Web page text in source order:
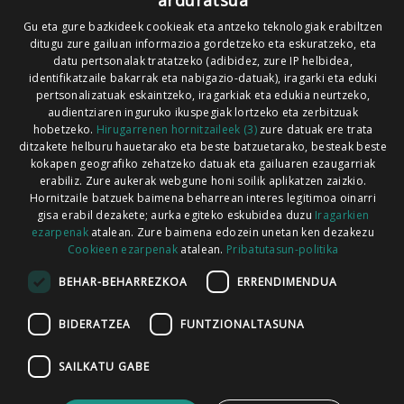
Xorroxin irratia | Elizondo | T. 948581226
Xorroxin irratia | Lesaka | T. 948638288
Codesyntaxek garatua
HONI BURUZ LEGE OHARRA PUBLIZITATEA
ARAUAK HARREMANETARAKO RSS
Gu eta gure bazkideek cookieak eta antzeko teknologiak erabiltzen
ditugu zure gailuan informazioa gordetzeko eta eskuratzeko, eta
datu pertsonalak tratatzeko (adibidez, zure IP helbidea,
identifikatzaile bakarrak eta nabigazio-datuak), iragarki eta eduki
pertsonalizatuak eskaintzeko, iragarkiak eta edukia neurtzeko,
audientziaren inguruko ikuspegiak lortzeko eta zerbitzuak
hobetzeko. Hirugarrenen hornitzaileek (3)zure datuak ere trata
ditzakete helburu hauetarako eta beste batzuetarako, besteak beste
kokapen geografiko zehatzeko datuak eta gailuaren ezaugarriak
erabiliz. Zure aukerak webgune honi soilik aplikatzen zaizkio.
Hornitzaile batzuek baimena beharrean interes legitimoa oinarri
gisa erabil dezakete; aurka egiteko eskubidea duzu Iragarkien
ezarpenakatalean. Zure baimena edozein unetan ken dezakezu
Cookieen ezarpenak atalean. Pribatutasun-politika
BEHAR-BEHARREZKOA ERRENDIMENDUA
BIDERATZEA FUNTZIONALTASUNA
SAILKATU GABE